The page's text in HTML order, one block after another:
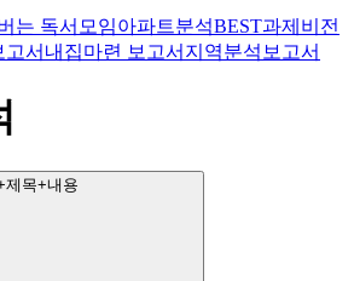
는 독서모임아파트분석BEST과제 비전
서 내집마련 보고서 지역분석보고서
제목+내용